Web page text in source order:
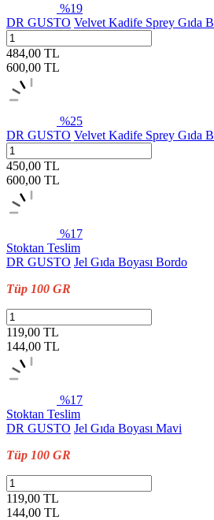
%19
DR GUSTO Velvet Kadife Sprey Gıda
484,00 TL
600,00 TL
%25
DR GUSTO Velvet Kadife Sprey Gıda
450,00 TL
600,00 TL
%17
Stoktan Teslim
DR GUSTO Jel Gıda Boyası Bordo
Tüp 100 GR
119,00 TL
144,00 TL
%17
Stoktan Teslim
DR GUSTO Jel Gıda Boyası Mavi
Tüp 100 GR
119,00 TL
144,00 TL